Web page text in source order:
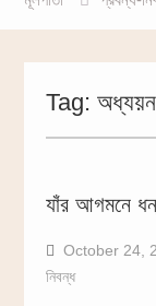
Tag: অধ্যয়ন
যাঁর আগমনে
October 24,
নিবন্ধ